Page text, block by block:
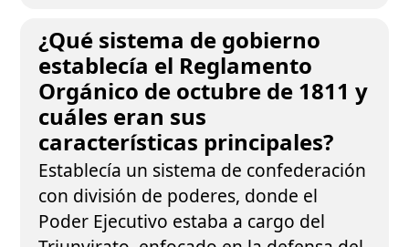
¿Qué sistema de gobierno
establecía el Reglamento
Orgánico de octubre de 1811 y
cuáles eran sus
características principales?
Establecía un sistema de confederación
con división de poderes, donde el
Poder Ejecutivo estaba a cargo del